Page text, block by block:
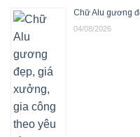
Chữ Alu gương
04/08/2026